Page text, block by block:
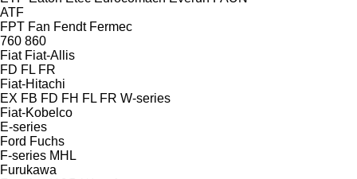
ATF
FPT Fan Fendt Fermec
760 860
Fiat Fiat-Allis
FD FL FR
Fiat-Hitachi
EX FB FD FH FL FR W-series
Fiat-Kobelco
E-series
Ford Fuchs
F-series MHL
Furukawa